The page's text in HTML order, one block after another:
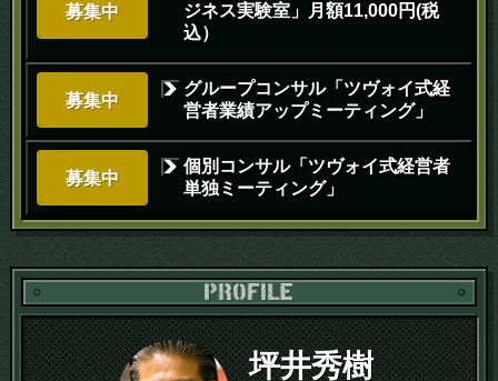
募集中
ジネス実験室」月額11,000円(税
込）
募集中
グループコンサル「ツヴォイ式経
営者業績アップミーティング」
募集中
個別コンサル「ツヴォイ式経営者
単独ミーティング」
坪井秀樹